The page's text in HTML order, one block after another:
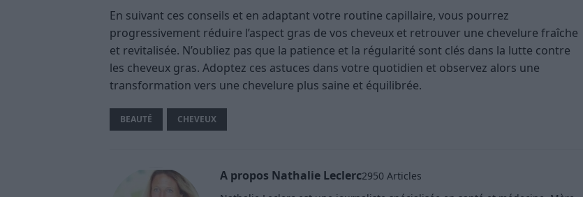
En suivant ces conseils et en adaptant votre routine capillaire, vous pourrez
progressivement réduire l’aspect gras de vos cheveux et retrouver une chevelure fraîche
et revitalisée. N’oubliez pas que la patience et la régularité sont clés dans la lutte contre
les cheveux gras. Adoptez ces astuces dans votre quotidien et observez alors une
transformation vers une chevelure plus saine et équilibrée.
BEAUTÉ CHEVEUX
A propos Nathalie Leclerc2950 Articles